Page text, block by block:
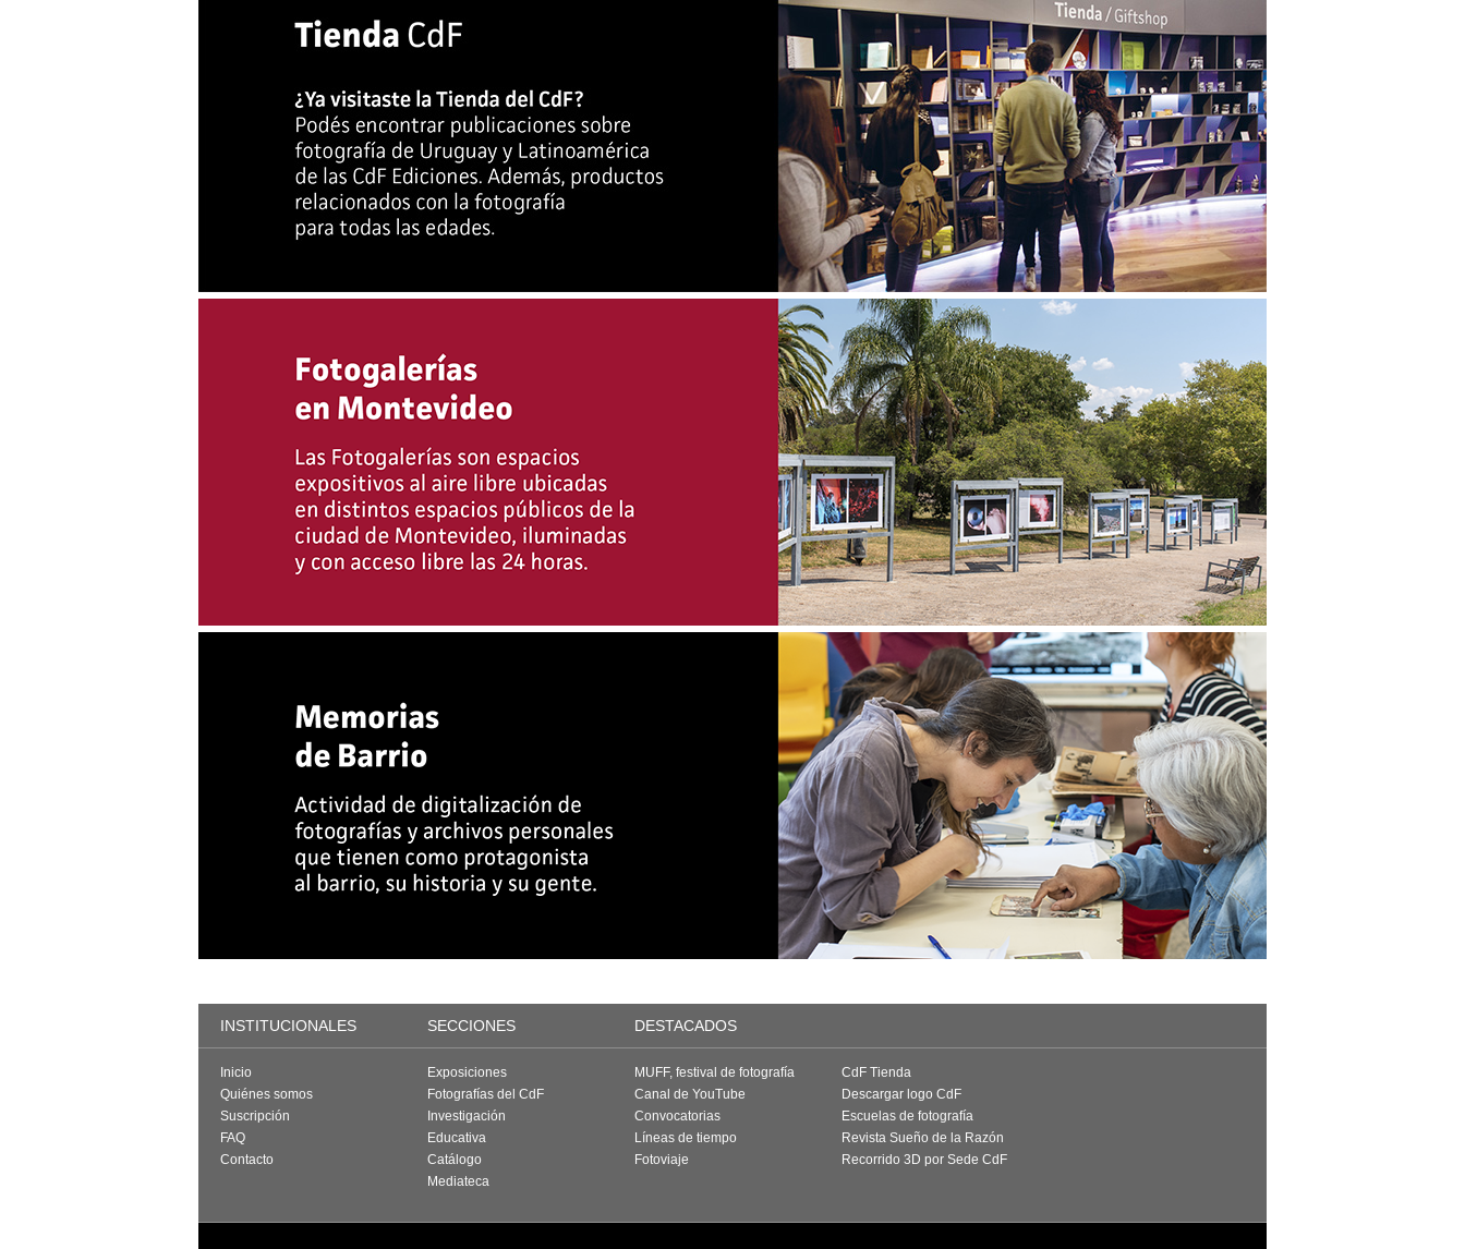
INSTITUCIONALES SECCIONES DESTACADOS
Inicio
Quiénes somos
Suscripción
FAQ
Contacto
Exposiciones
Fotografías del CdF
Investigación
Educativa
Catálogo
Mediateca
MUFF, festival de fotografía
Canal de YouTube
Convocatorias
Líneas de tiempo
Fotoviaje
CdF Tienda
Descargar logo CdF
Escuelas de fotografía
Revista Sueño de la Razón
Recorrido 3D por Sede CdF